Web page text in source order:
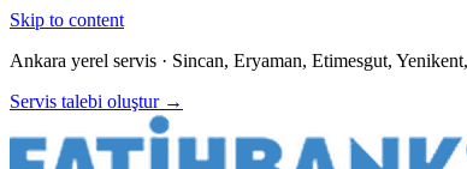
Skip to content
Ankara yerel servis · Sincan, Eryaman, Etimesgut,
Servis talebi oluştur →